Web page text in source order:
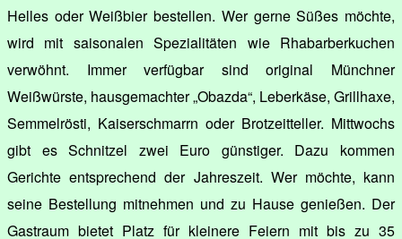
Helles oder Weißbier bestellen. Wer gerne Süßes möchte,
wird mit saisonalen Spezialitäten wie Rhabarberkuchen
verwöhnt. Immer verfügbar sind original Münchner
Weißwürste, hausgemachter „Obazda“, Leberkäse, Grillhaxe,
Semmelrösti, Kaiserschmarrn oder Brotzeitteller. Mittwochs
gibt es Schnitzel zwei Euro günstiger. Dazu kommen
Gerichte entsprechend der Jahreszeit. Wer möchte, kann
seine Bestellung mitnehmen und zu Hause genießen. Der
Gastraum bietet Platz für kleinere Feiern mit bis zu 35